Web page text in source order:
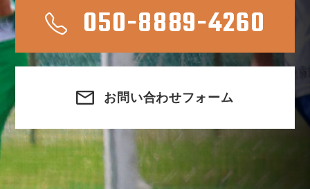
050-8889-4260
お問い合わせフォーム